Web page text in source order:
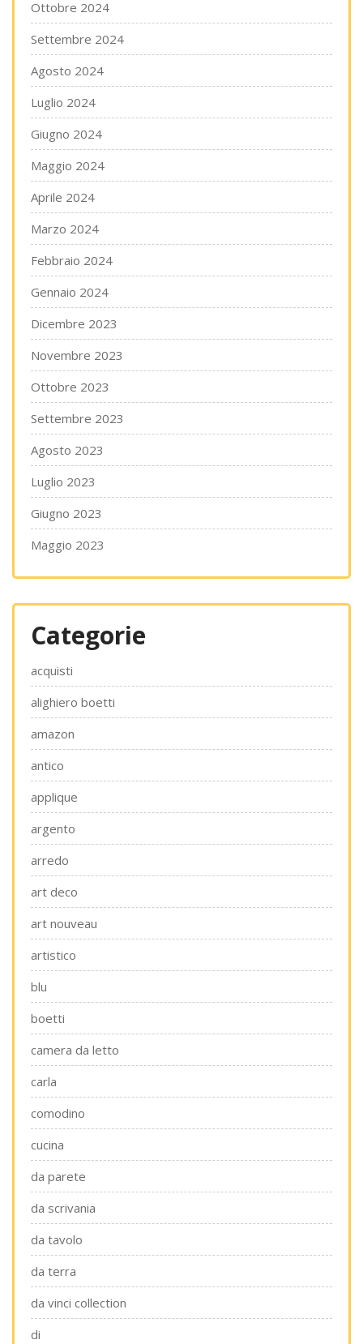
Ottobre 2024
Settembre 2024
Agosto 2024
Luglio 2024
Giugno 2024
Maggio 2024
Aprile 2024
Marzo 2024
Febbraio 2024
Gennaio 2024
Dicembre 2023
Novembre 2023
Ottobre 2023
Settembre 2023
Agosto 2023
Luglio 2023
Giugno 2023
Maggio 2023
Categorie
acquisti
alighiero boetti
amazon
antico
applique
argento
arredo
art deco
art nouveau
artistico
blu
boetti
camera da letto
carla
comodino
cucina
da parete
da scrivania
da tavolo
da terra
da vinci collection
di